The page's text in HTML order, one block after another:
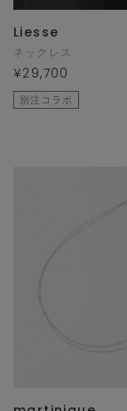
Liesse
ネックレス
¥29,700
別注コラボ